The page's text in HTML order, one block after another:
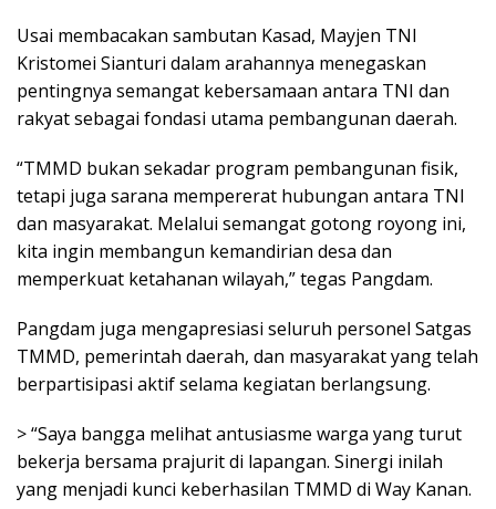
Usai membacakan sambutan Kasad, Mayjen TNI
Kristomei Sianturi dalam arahannya menegaskan
pentingnya semangat kebersamaan antara TNI dan
rakyat sebagai fondasi utama pembangunan daerah.
“TMMD bukan sekadar program pembangunan fisik,
tetapi juga sarana mempererat hubungan antara TNI
dan masyarakat. Melalui semangat gotong royong ini,
kita ingin membangun kemandirian desa dan
memperkuat ketahanan wilayah,” tegas Pangdam.
Pangdam juga mengapresiasi seluruh personel Satgas
TMMD, pemerintah daerah, dan masyarakat yang telah
berpartisipasi aktif selama kegiatan berlangsung.
> “Saya bangga melihat antusiasme warga yang turut
bekerja bersama prajurit di lapangan. Sinergi inilah
yang menjadi kunci keberhasilan TMMD di Way Kanan.